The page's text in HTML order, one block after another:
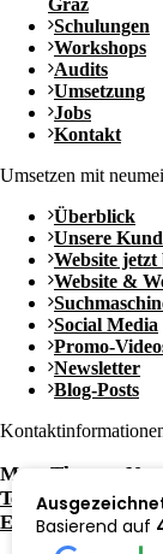
Graz
Schulungen
Workshops
Audits
Umsetzung
Jobs
Kontakt
Umsetzen mit
Überblick
Unsere
Website jetzt
Website &
Social Media
Promo-
Newsletter
Blog-Posts
Mag. Thomas
Tel.: +43 650 /
E-Mail:Basierend auf